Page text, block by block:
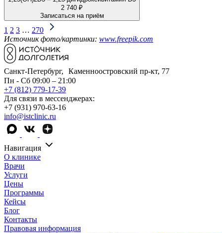
2 740 ₽
Записаться на приём
1 2 3 … 270
Источник фото/картинки: www.freepik.com
Санкт-Петербург, Каменноостровский пр-кт, 77
Пн - Сб 09:00 – 21:00
+7 (812) 779-17-39
Для связи в мессенджерах:
+7 (931) 970-63-16
info@istclinic.ru
Навигация
О клинике
Врачи
Услуги
Цены
Программы
Кейсы
Блог
Контакты
Правовая информация